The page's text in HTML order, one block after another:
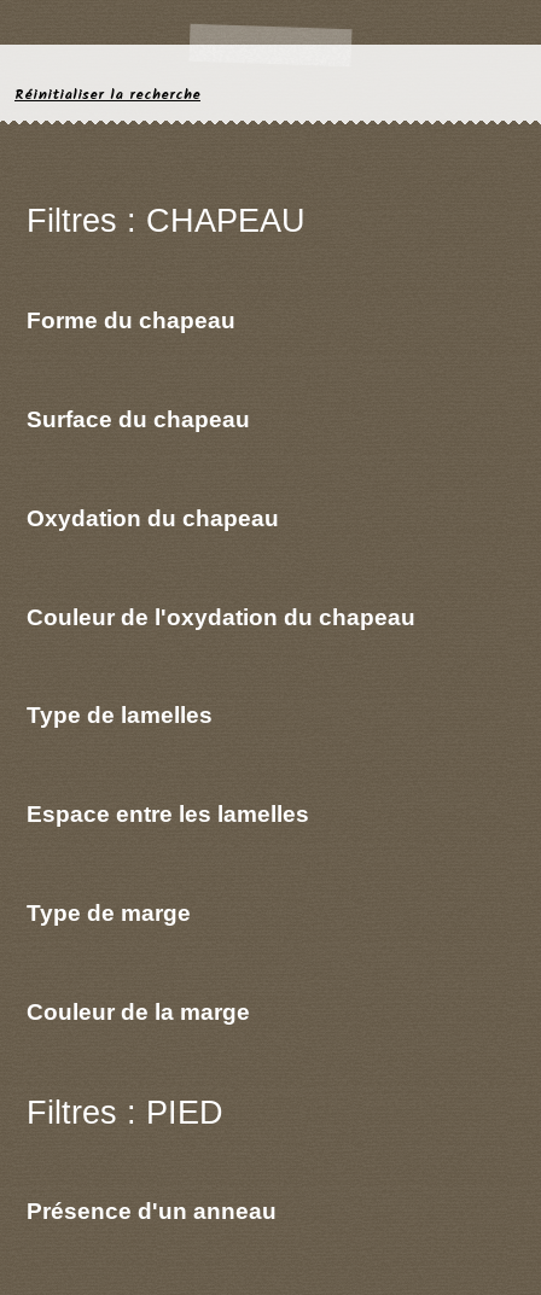
Réinitialiser la recherche
Filtres : CHAPEAU
Forme du chapeau
Surface du chapeau
Oxydation du chapeau
Couleur de l'oxydation du chapeau
Type de lamelles
Espace entre les lamelles
Type de marge
Couleur de la marge
Filtres : PIED
Présence d'un anneau